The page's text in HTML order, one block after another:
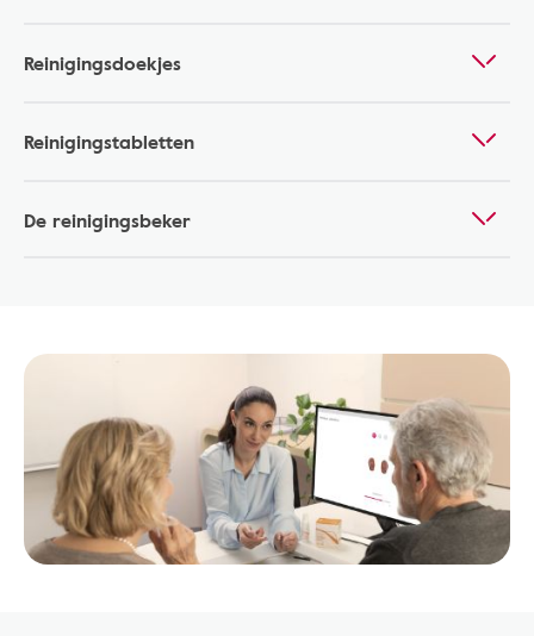
Reinigingsdoekjes
Reinigingstabletten
De reinigingsbeker